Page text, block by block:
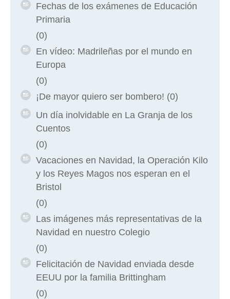
Fechas de los exámenes de Educación
Primaria
(0)
En vídeo: Madrileñas por el mundo en
Europa
(0)
¡De mayor quiero ser bombero! (0)
Un día inolvidable en La Granja de los
Cuentos
(0)
Vacaciones en Navidad, la Operación Kilo
y los Reyes Magos nos esperan en el
Bristol
(0)
Las imágenes más representativas de la
Navidad en nuestro Colegio
(0)
Felicitación de Navidad enviada desde
EEUU por la familia Brittingham
(0)